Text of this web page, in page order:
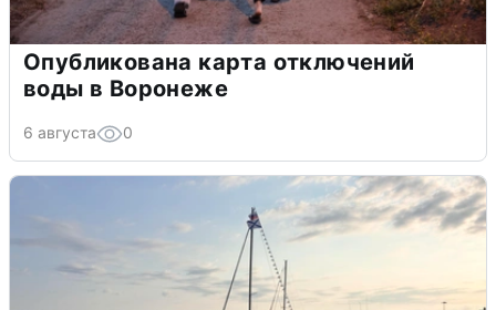
Опубликована карта отключений
воды в Воронеже
6 августа 0